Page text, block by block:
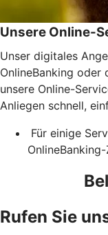
Unsere Online-
Unser digitales
OnlineBanking oder
unsere Online-
Anliegen schnell,
Für einige
Rufen Sie